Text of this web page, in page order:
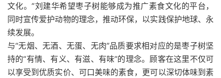
文化。”刘建华希望枣子树能够成为推广素食文化的平台，
同时宣传爱护动物的理念，推动环保，以实践保护地球、永
续发展。
与“无烟、无酒、无蛋、无肉”品质要求相对应的是枣子树坚
持的“有情、有义、有滋、有味”的理念。顾客在这里不仅可
以享受到优质实价、可口美味的素食，更可以深切体味到素